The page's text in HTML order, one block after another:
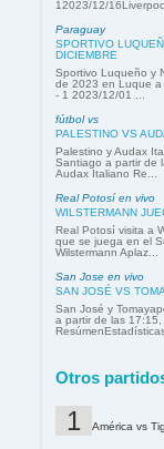
12023/12/
Paraguay
SPORTIVO
DICIEMBRE
Sportivo Luqueño y
de 2023 en Luque a
- 1 2023/12/01 ...
fútbol vs
PALESTINO VS
Palestino y Audax
Santiago a partir de
Audax Italiano Re...
Real Potosí en vivo
WILSTERMANN
Real Potosí visita a
que se juega en el
Wilstermann Aplaz...
San Jose en vivo
SAN JOSÉ VS
San José y
a partir de las
Otros
América vs